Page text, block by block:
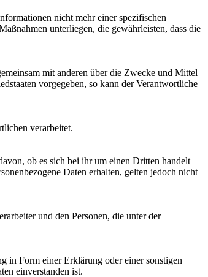
nicht mehr einer spezifischen
unterliegen, die gewährleisten, dass die
mit anderen über die Zwecke und Mittel
vorgegeben, so kann der Verantwortliche
verarbeitet.
ob es sich bei ihr um einen Dritten handelt
Daten erhalten, gelten jedoch nicht
und den Personen, die unter der
in Form einer Erklärung oder einer sonstigen
einverstanden ist.